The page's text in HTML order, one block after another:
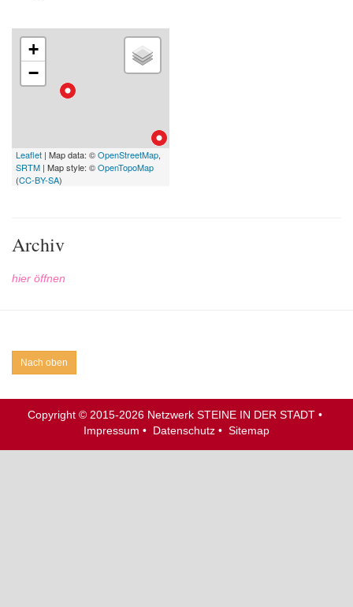
+
−
Leaflet | Map data: ©OpenStreetMap,
SRTM | Map style: ©OpenTopoMap
(CC-BY-SA)
Archiv
hier öffnen
Nach oben
Copyright © 2015-2026 Netzwerk STEINE IN DER STADT •
Impressum • Datenschutz • Sitemap